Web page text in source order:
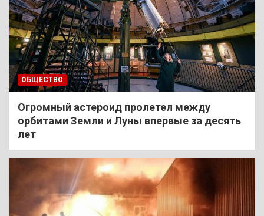
ОБЩЕСТВО
Огромный астероид пролетел между
орбитами Земли и Луны впервые за десять
лет